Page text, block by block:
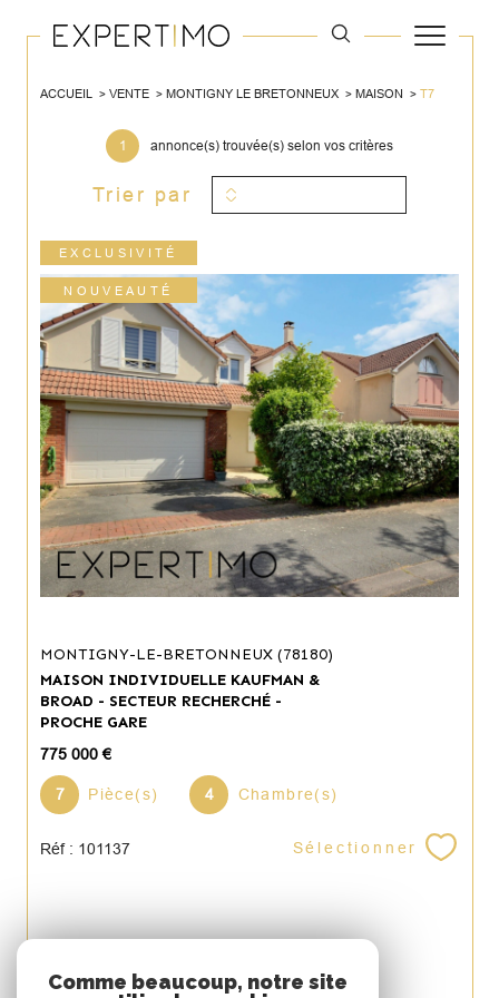
ACCUEIL VENTE MONTIGNY LE BRETONNEUX MAISON T7
1 annonce(s) trouvée(s) selon vos critères
Trier par
EXCLUSIVITÉ
NOUVEAUTÉ
MONTIGNY-LE-BRETONNEUX (78180)
MAISON INDIVIDUELLE KAUFMAN &
BROAD - SECTEUR RECHERCHÉ -
PROCHE GARE
775 000 €
7 Pièce(s) 4 Chambre(s)
Réf : 101137 Sélectionner
Espace
Comme beaucoup, notre site